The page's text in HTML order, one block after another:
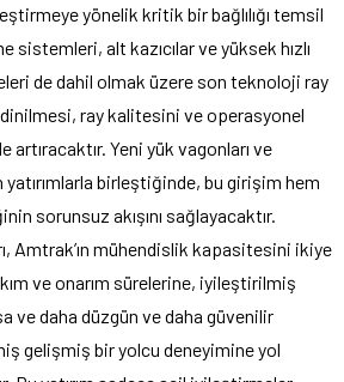
yönelik kritik bir bağlılığı temsil
sistemleri, alt kazıcılar ve yüksek hızlı
de dahil olmak üzere son teknoloji ray
ray kalitesini ve operasyonel
Yeni yük vagonları ve
birleştiğinde, bu girişim hem
sorunsuz akışını sağlayacaktır.
Amtrak’ın mühendislik kapasitesini ikiye
ve onarım sürelerine, iyileştirilmiş
ve daha düzgün ve daha güvenilir
gelişmiş bir yolcu deneyimine yol